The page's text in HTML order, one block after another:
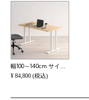
幅100～140cm サイズオーダーテーブル Sizeno(シゼノ) ダイニングテーブル ホワイトアッシュ 無垢材 木製 T字脚 スチール脚 天然木 テーブル 長方形 食卓テーブル おしゃれ 北欧モダン ダイニング ナチュラル
¥ 84,800 (税込)